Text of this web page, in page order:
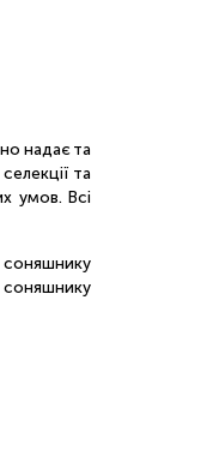
надає та
та
умов. Всі
соняшнику
соняшнику